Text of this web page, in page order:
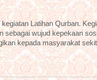
Latihan Qurban.
sebagai wujud kepekaan
kepada masyarakat